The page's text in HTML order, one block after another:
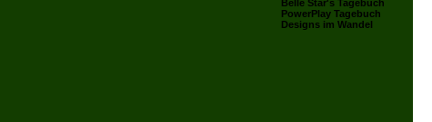
Belle Star's Tagebuch
PowerPlay Tagebuch
Designs im Wandel